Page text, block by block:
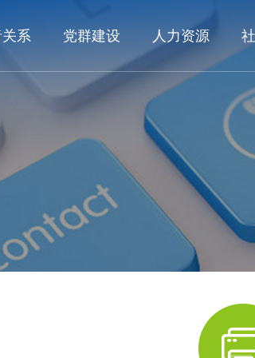
系 党群建设 人力资源